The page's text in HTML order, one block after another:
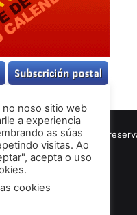
Todos los derechos
& Condiciones
no noso sitio web
a experiencia
as súas
visitas. Ao
acepta o uso
cookies